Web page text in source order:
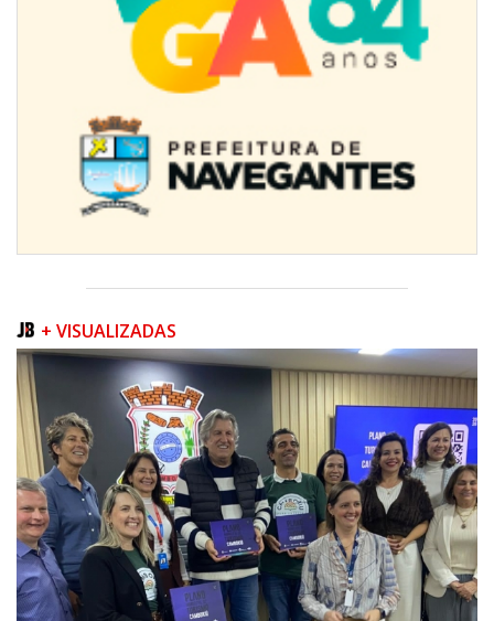
09/08/2026 | 07:00
Prefeitura apresenta projeto da Praça do Pescador à comunidade na
próxima quinta-feira (13/08)
BALNEÁRIO PIÇARRAS
+ VISUALIZADAS